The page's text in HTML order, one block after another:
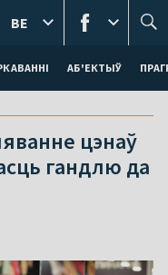
АБ'ЕКТЫЎ
BE
цэнаў
гандлю да